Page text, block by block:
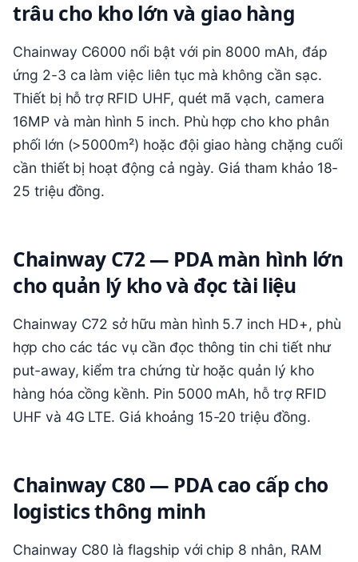
trâu cho kho lớn và giao hàng
Chainway C6000 nổi bật với pin 8000 mAh, đáp
ứng 2-3 ca làm việc liên tục mà không cần sạc.
Thiết bị hỗ trợ RFID UHF, quét mã vạch, camera
16MP và màn hình 5 inch. Phù hợp cho kho phân
phối lớn (>5000m²) hoặc đội giao hàng chặng cuối
cần thiết bị hoạt động cả ngày. Giá tham khảo 18-
25 triệu đồng.
Chainway C72 — PDA màn hình lớn
cho quản lý kho và đọc tài liệu
Chainway C72 sở hữu màn hình 5.7 inch HD+, phù
hợp cho các tác vụ cần đọc thông tin chi tiết như
put-away, kiểm tra chứng từ hoặc quản lý kho
hàng hóa cồng kềnh. Pin 5000 mAh, hỗ trợ RFID
UHF và 4G LTE. Giá khoảng 15-20 triệu đồng.
Chainway C80 — PDA cao cấp cho
logistics thông minh
Chainway C80 là flagship với chip 8 nhân, RAM